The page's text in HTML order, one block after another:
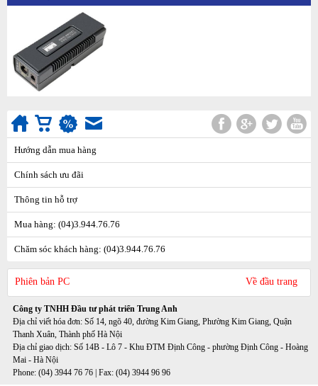
Hướng dẫn mua hàng
Chính sách ưu đãi
Thông tin hỗ trợ
Mua hàng: (04)3.944.76.76
Chăm sóc khách hàng: (04)3.944.76.76
Phiên bản PC Về đầu trang
Công ty TNHH Đầu tư phát triển Trung Anh
Địa chỉ viết hóa đơn: Số 14, ngõ 40, đường Kim Giang, Phường Kim Giang, Quận
Thanh Xuân, Thành phố Hà Nội
Địa chỉ giao dịch: Số 14B - Lô 7 - Khu ĐTM Định Công - phường Định Công - Hoàng
Mai - Hà Nội
Phone: (04) 3944 76 76 | Fax: (04) 3944 96 96